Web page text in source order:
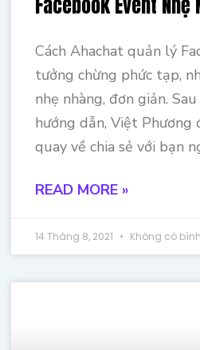
Cách Ahachat quản lý
tưởng chừng phức tạp,
nhẹ nhàng, đơn giản.
hướng dẫn, Việt Phương
quay về chia sẻ với bạn
READ MORE »
14 Tháng 8, 2021 Không có